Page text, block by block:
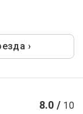
›
8.0 / 10